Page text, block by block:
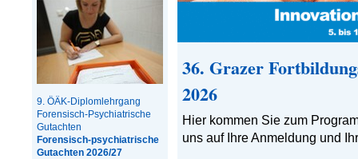
9. ÖÄK-Diplomlehrgang
Forensisch-Psychiatrische
Gutachten
Forensisch-psychiatrische
Gutachten 2026/27
36. Grazer
2026
Hier kommen Sie zum
uns auf Ihre Anmeldung und